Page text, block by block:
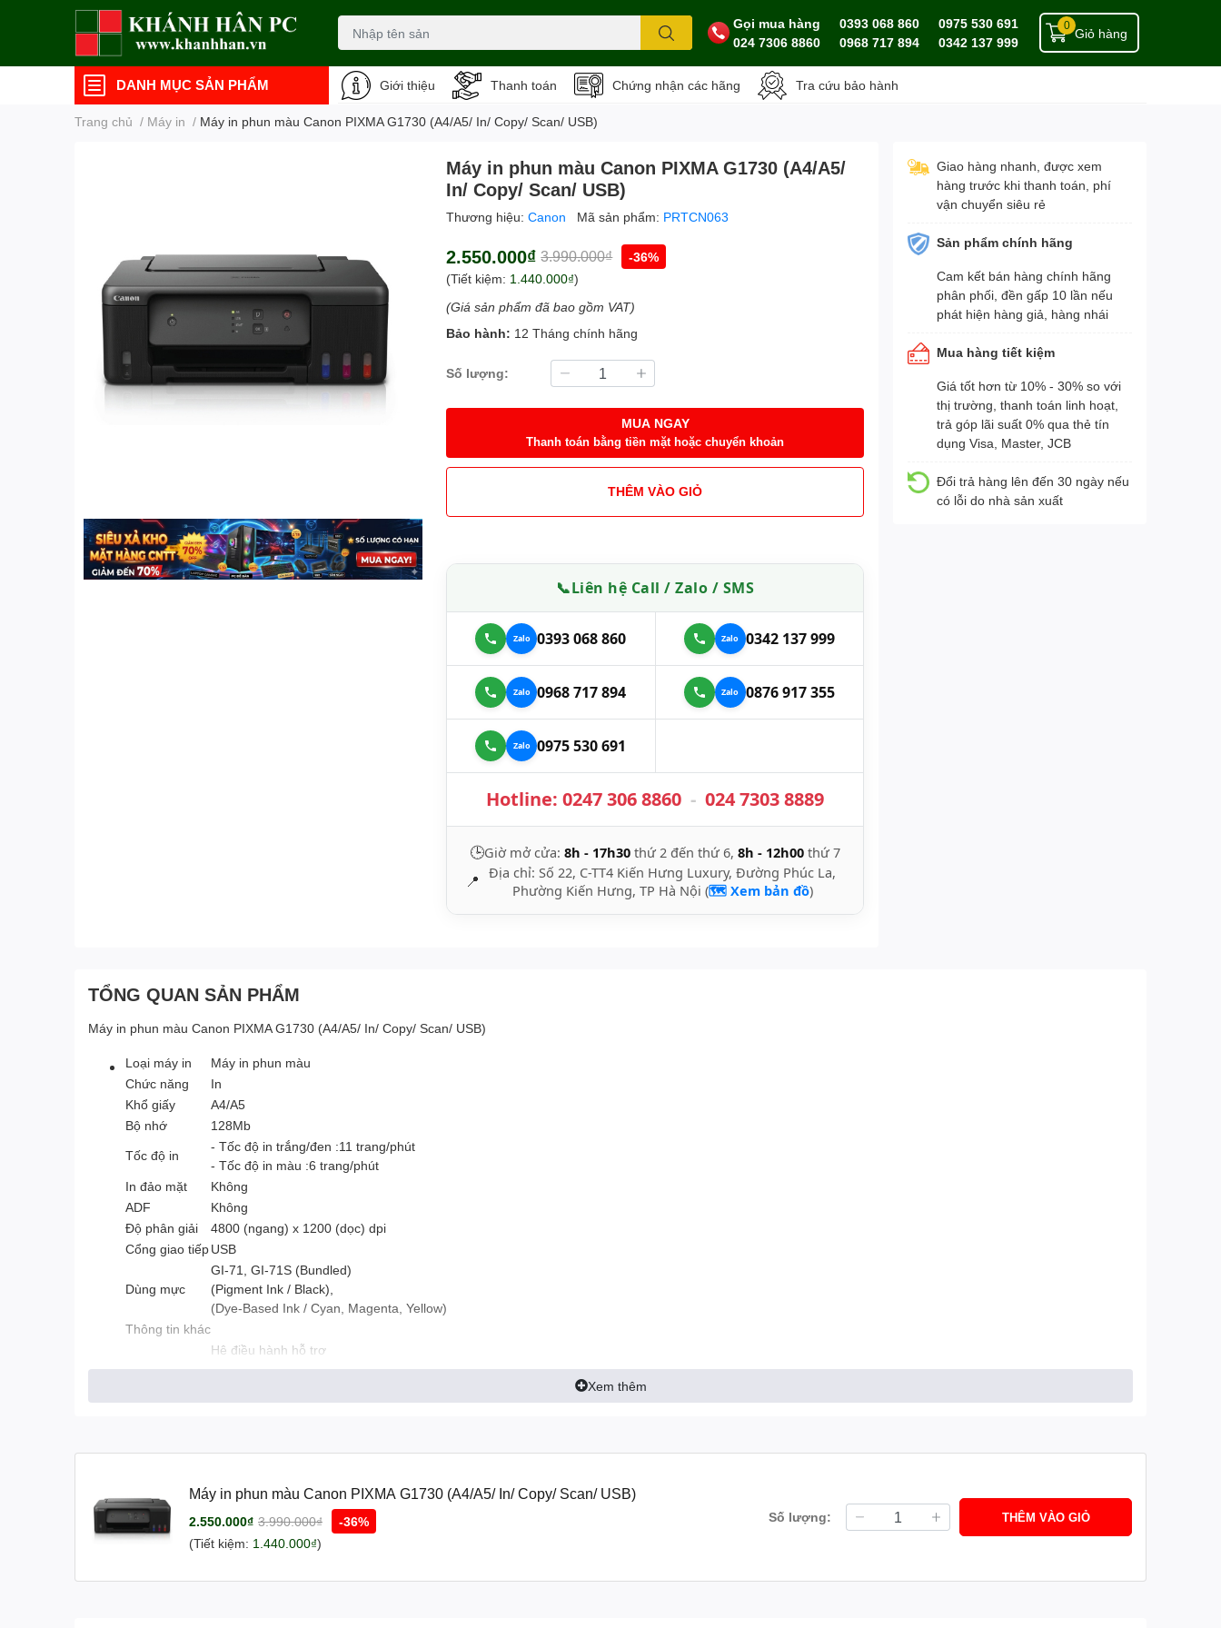
Gọi mua hàng
024 7306 8860
0393 068 860
0968 717 894
0975 530 691
0342 137 999
Giỏ hàng
0
DANH MỤC SẢN PHẨM Giới thiệu Thanh toán Chứng nhận các hãng Tra cứu bảo hành
Trang chủ / Máy in / Máy in phun màu Canon PIXMA G1730 (A4/A5/ In/ Copy/ Scan/ USB)
Máy in phun màu Canon PIXMA G1730 (A4/A5/
In/ Copy/ Scan/ USB)
Thương hiệu:Canon Mã sản phẩm: PRTCN063
2.550.000₫ 3.990.000₫
-36%
(Tiết kiệm: 1.440.000₫)
(Giá sản phẩm đã bao gồm VAT)
Bảo hành: 12 Tháng chính hãng
Số lượng:
MUA NGAY
Thanh toán bằng tiền mặt hoặc chuyển khoản
THÊM VÀO GIỎ
📞Liên hệ Call / Zalo / SMS
0393 068 860 0342 137 999
0968 717 894 0876 917 355
0975 530 691
Hotline:0247 306 8860 - 024 7303 8889
🕒Giờ mở cửa:8h - 17h30 thứ 2 đến thứ 6,8h - 12h00 thứ 7
📍
Địa chỉ: Số 22, C-TT4 Kiến Hưng Luxury, Đường Phúc La,
Phường Kiến Hưng, TP Hà Nội (🗺️ Xem bản đồ)
Giao hàng nhanh, được xem
hàng trước khi thanh toán, phí
vận chuyển siêu rẻ
Sản phẩm chính hãng
Cam kết bán hàng chính hãng
phân phối, đền gấp 10 lần nếu
phát hiện hàng giả, hàng nhái
Mua hàng tiết kiệm
Giá tốt hơn từ 10% - 30% so với
thị trường, thanh toán linh hoạt,
trả góp lãi suất 0% qua thẻ tín
dụng Visa, Master, JCB
Đổi trả hàng lên đến 30 ngày nếu
có lỗi do nhà sản xuất
TỔNG QUAN SẢN PHẨM
Máy in phun màu Canon PIXMA G1730 (A4/A5/ In/ Copy/ Scan/ USB)
Loại máy in
Máy in phun màu
Chức năng
In
Khổ giấy
A4/A5
Bộ nhớ
128Mb
Tốc độ in
- Tốc độ in trắng/đen :11 trang/phút
- Tốc độ in màu :6 trang/phút
In đảo mặt
Không
ADF
Không
Độ phân giải
4800 (ngang) x 1200 (dọc) dpi
Cổng giao tiếpUSB
Dùng mực
GI-71, GI-71S (Bundled)
(Pigment Ink / Black),
(Dye-Based Ink / Cyan, Magenta, Yellow)
Thông tin khác
Hệ điều hành hỗ trợ
Windows 11 / 10 / 8.1 / 7 SP1/ MacOS 10
Xuất xứ
Chính hãng
Xem thêm
Máy in phun màu Canon PIXMA G1730 (A4/A5/ In/ Copy/ Scan/ USB)
2.550.000₫ 3.990.000₫
-36%
(Tiết kiệm: 1.440.000₫)
Số lượng: THÊM VÀO GIỎ